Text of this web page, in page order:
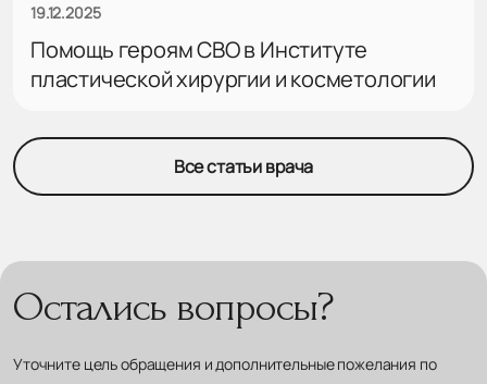
Помощь героям СВО в Институте
пластической хирургии и косметологии
19.12.2025
Все статьи врача
Остались вопросы?
Уточните цель обращения и дополнительные пожелания по